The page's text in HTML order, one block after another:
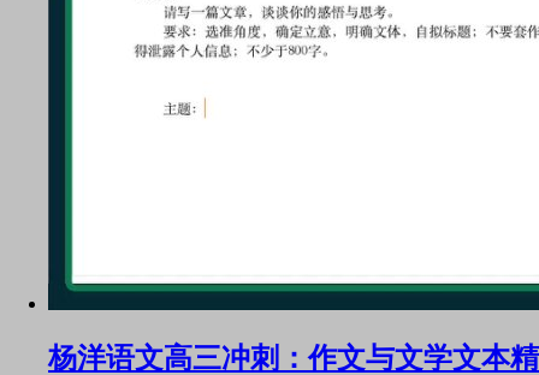
杨洋语文高三冲刺：作文与文学文本精